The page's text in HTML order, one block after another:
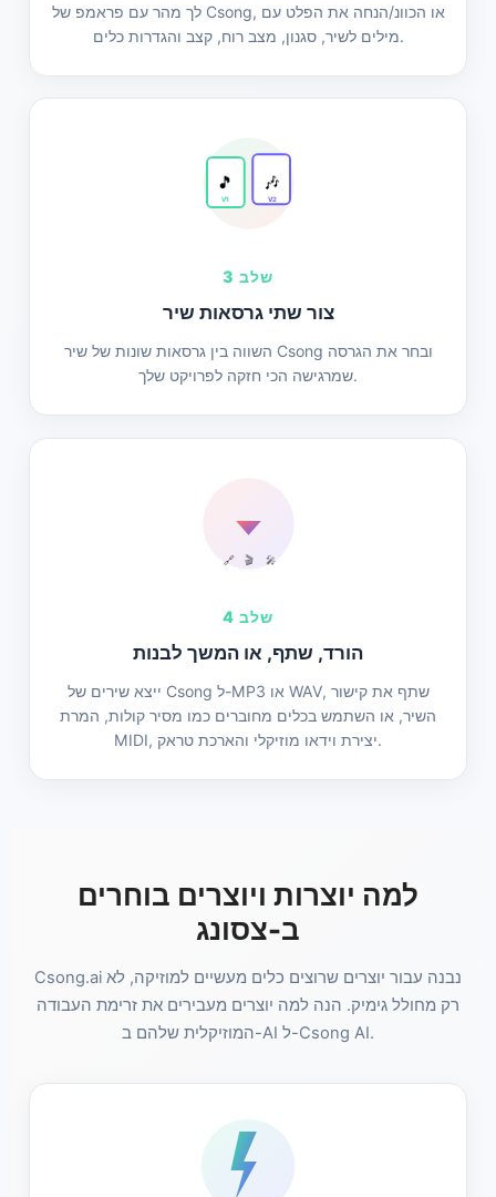
לך מהר עם פראמפ של Csong, או הכוונ/הנחה את הפלט עם
מילים לשיר, סגנון, מצב רוח, קצב והגדרות כלים.
🎵
V1
🎶
V2
שלב 3
צור שתי גרסאות שיר
השווה בין גרסאות שונות של שיר Csong ובחר את הגרסה
שמרגישה הכי חזקה לפרויקט שלך.
🔗 🎬 🎤
שלב 4
הורד, שתף, או המשך לבנות
ייצא שירים של Csong ל-MP3 או WAV, שתף את קישור
השיר, או השתמש בכלים מחוברים כמו מסיר קולות, המרת
MIDI, יצירת וידאו מוזיקלי והארכת טראק.
למה יוצרות ויוצרים בוחרים
ב-צסונג
Csong.ai נבנה עבור יוצרים שרוצים כלים מעשיים למוזיקה, לא
רק מחולל גימיק. הנה למה יוצרים מעבירים את זרימת העבודה
המוזיקלית שלהם ב-AI ל-Csong AI.